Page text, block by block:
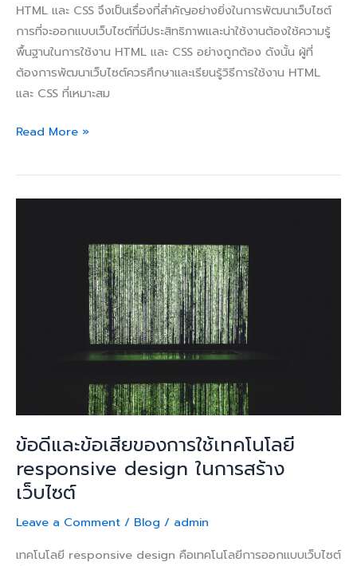
HTML และ CSS จึงเป็นเรื่องที่สำคัญอย่างยิ่งในการพัฒนาเว็บไซต์
การที่จะออกแบบเว็บไซต์ที่มีประสิทธิภาพและน่าใช้งานต้องใช้ความรู้
พื้นฐานในการใช้งาน HTML และ CSS อย่างถูกต้อง ดังนั้น ผู้ที่
ต้องการพัฒนาเว็บไซต์ควรศึกษาและเรียนรู้วิธีการใช้งาน HTML
และ CSS ที่เหมาะสม
Read More »
ข้อดีและข้อเสียของการใช้เทคโนโลยี
responsive design ในการสร้าง
เว็บไซต์
Leave a Comment / Blog / admin
เทคโนโลยี responsive design คือเทคโนโลยีการออกแบบเว็บไซต์
ใน
การ
สร้าง
เว็บไซต์